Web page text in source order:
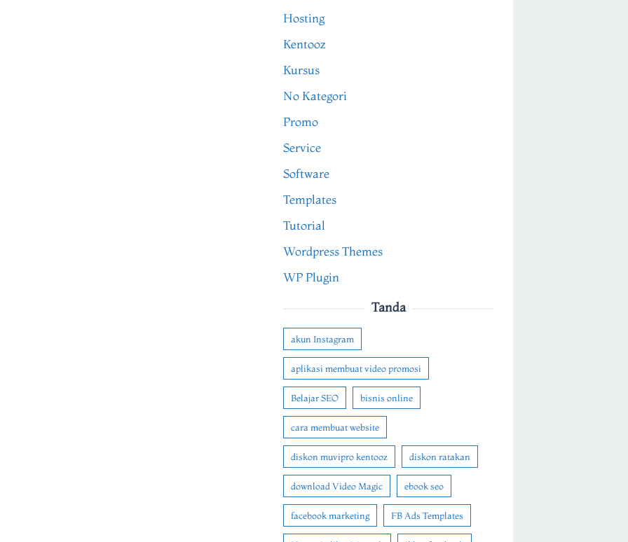
Hosting
Kentooz
Kursus
No Kategori
Promo
Service
Software
Templates
Tutorial
Wordpress Themes
WP Plugin
Tanda
akun Instagram
aplikasi membuat video promosi
Belajar SEO bisnis online
cara membuat website
diskon muvipro kentooz diskon ratakan
download Video Magic ebook seo
facebook marketing FB Ads Templates